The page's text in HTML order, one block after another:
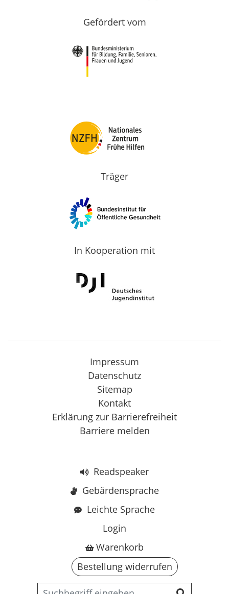
Gefördert vom
Träger
In Kooperation mit
Impressum
Datenschutz
Sitemap
Kontakt
Erklärung zur Barrierefreiheit
Barriere melden
Readspeaker
Gebärdensprache
Leichte Sprache
Login
Warenkorb
Bestellung widerrufen